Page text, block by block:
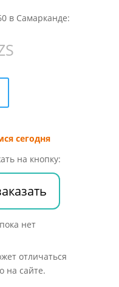
в Самарканде:
сегодня
на кнопку:
отличаться
на сайте.